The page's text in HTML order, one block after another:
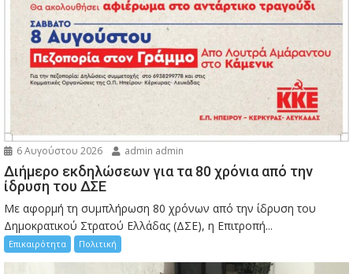
6 Αυγούστου 2026 admin admin
Διήμερο εκδηλώσεων για τα 80 χρόνια από την
ίδρυση του ΔΣΕ
Με αφορμή τη συμπλήρωση 80 χρόνων από την ίδρυση του
Δημοκρατικού Στρατού Ελλάδας (ΔΣΕ), η Επιτροπή...
Επικαιρότητα Πολιτική